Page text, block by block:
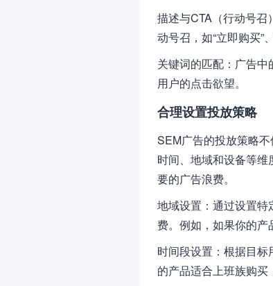
描述与CTA（行动号
动号召，如“立即购买”
关键词的匹配：广告
用户的点击欲望。
合理设置投放策略
SEM广告的投放策略
时间、地域和设备等
要的广告浪费。
地域设置：通过设置
费。例如，如果你的产
时间段设置：根据目
的产品适合上班族购买